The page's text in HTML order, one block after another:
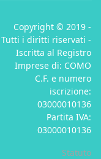
Copyright © 2019 -
Tutti i diritti riservati -
Iscritta al Registro
Imprese di: COMO
C.F. e numero
iscrizione:
03000010136
Partita IVA:
03000010136
Statuto